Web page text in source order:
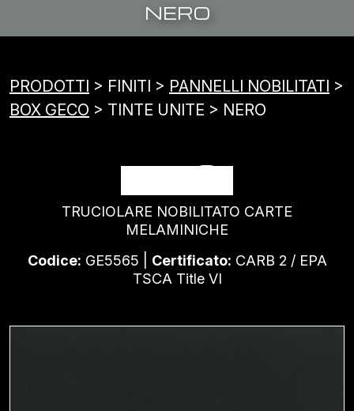
NERO
PRODOTTI > FINITI > PANNELLI NOBILITATI >
BOX GECO > TINTE UNITE > NERO
NERO
TRUCIOLARE NOBILITATO CARTE
MELAMINICHE
Codice: GE5565 | Certificato: CARB 2 / EPA
TSCA Title VI